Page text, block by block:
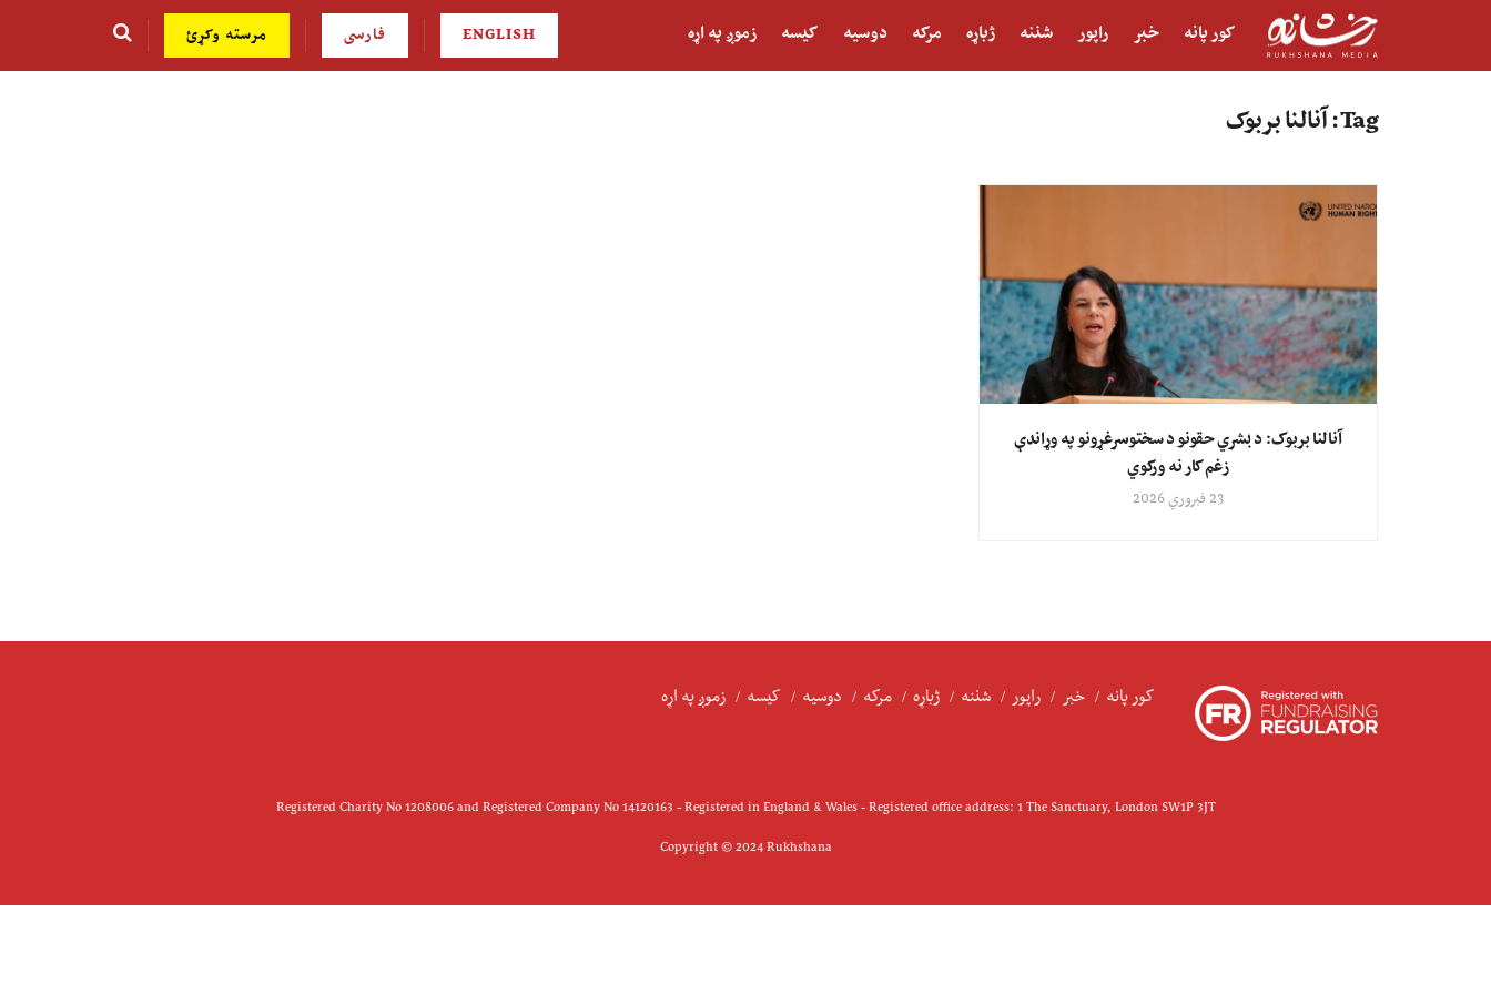
کور پانه خبر راپور شننه ژباړه مرکه دوسیه کیسه زموږ په اړه ENGLISH فارسی مرسته وکړئ
Tag: آنالنا بربوک
آنالنا بربوک: د بشري حقونو د سختوسرغړونو په وړاندې
زغم کار نه ورکوي
23 فبروري 2026
کور پانه خبر راپور شننه ژباړه مرکه دوسیه کیسه زموږ په اړه
Registered Charity No 1208006 and Registered Company No 14120163 - Registered in England & Wales - Registered office address: 1 The Sanctuary, London SW1P 3JT
Copyright © 2024 Rukhshana